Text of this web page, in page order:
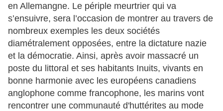
en Allemangne. Le périple meurtrier qui va
s’ensuivre, sera l’occasion de montrer au travers de
nombreux exemples les deux sociétés
diamétralement opposées, entre la dictature nazie
et la démocratie. Ainsi, après avoir massacré un
poste du littoral et ses habitants Inuits, vivants en
bonne harmonie avec les européens canadiens
anglophone comme francophone, les marins vont
rencontrer une communauté d'huttérites au mode